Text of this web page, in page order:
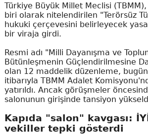
Türkiye Büyük Millet Meclisi
biri olarak nitelendirilen "Terörsüz
hukuki çerçevesini belirleyecek
bir viraja girdi.
Resmi adı "Milli Dayanışma ve
Bütünleşmenin Güçlendirilmesine
olan 12 maddelik düzenleme,
itibarıyla TBMM Adalet
yatırıldı. Ancak görüşmeler
salonunun girişinde tansiyon
Kapıda "salon" kavgası:
vekiller tepki gösterdi